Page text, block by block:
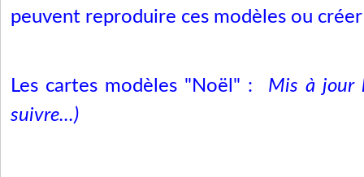
peuvent reproduire ces modèles ou
Les cartes modèles "Noël" :
Mis à jour
suivre...)